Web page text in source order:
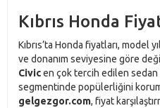
Kıbrıs Honda
Kıbrıs’ta Honda fiyatları, model
ve donanım seviyesine göre
Civicen çok tercih edilen
segmentinde popülerliğini
gelgezgor.com, fiyat